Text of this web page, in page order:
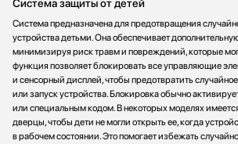
Система защиты от детей
Система предназначена для предотвращения
устройства детьми. Она обеспечивает
минимизируя риск травм и повреждений, которые
функция позволяет блокировать все управляющие
и сенсорный дисплей, чтобы предотвратить
или запуск устройства. Блокировка обычно
или специальным кодом. В некоторых моделях
дверцы, чтобы дети не могли открыть ее, когда
в рабочем состоянии. Это помогает избежать